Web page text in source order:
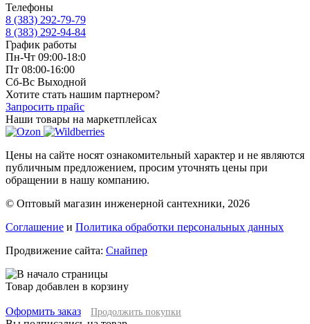
Телефоны
8 (383) 292-79-79
8 (383) 292-94-84
График работы
Пн-Чт 09:00-18:0
Пт 08:00-16:00
Сб-Вс Выходной
Хотите стать нашим партнером?
Запросить прайс
Наши товары на маркетплейсах
Цены на сайте носят ознакомительный характер и не являются
публичным предложением, просим уточнять цены при
обращении в нашу компанию.
© Оптовый магазин инженерной сантехники, 2026
Соглашение и Политика обработки персональных данных
Продвижение сайта: Снайпер
Товар добавлен в корзину
Оформить заказ Продолжить покупки